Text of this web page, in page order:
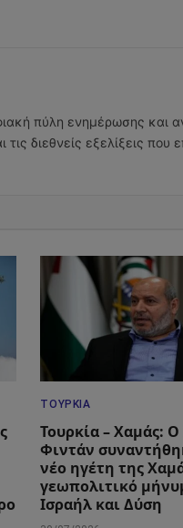
πύλη ενημέρωσης και
διεθνείς εξελίξεις
ΤΟΥΡΚΊΑ
Τουρκία – Χαμάς:
Φιντάν
νέο ηγέτη της
γεωπολιτικό
Ισραήλ και Δύση